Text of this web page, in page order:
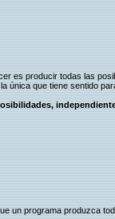
es producir todas las
única que tiene sentido
un programa produzca